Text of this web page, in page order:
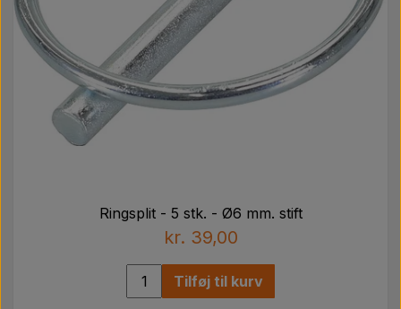
Ringsplit - 5 stk. - Ø6 mm. stift
kr. 39,00
Tilføj til kurv